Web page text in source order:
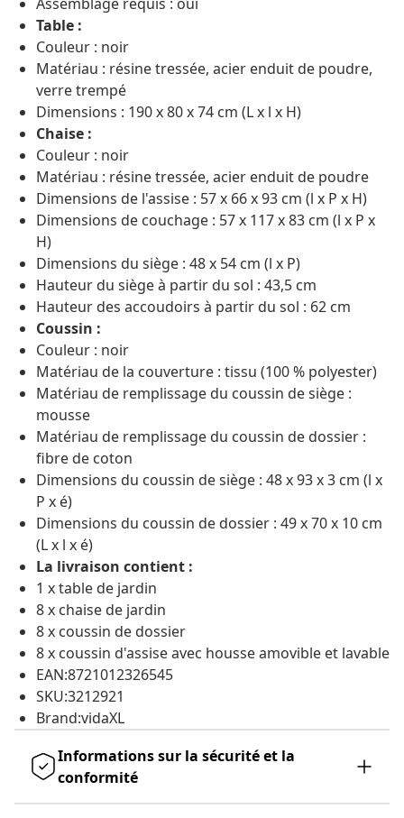
Table :
Couleur : noir
Matériau : résine tressée, acier enduit de poudre,
verre trempé
Dimensions : 190 x 80 x 74 cm (L x l x H)
Chaise :
Couleur : noir
Matériau : résine tressée, acier enduit de poudre
Dimensions de l'assise : 57 x 66 x 93 cm (l x P x H)
Dimensions de couchage : 57 x 117 x 83 cm (l x P x
H)
Dimensions du siège : 48 x 54 cm (l x P)
Hauteur du siège à partir du sol : 43,5 cm
Hauteur des accoudoirs à partir du sol : 62 cm
Coussin :
Couleur : noir
Matériau de la couverture : tissu (100 % polyester)
Matériau de remplissage du coussin de siège :
mousse
Matériau de remplissage du coussin de dossier :
fibre de coton
Dimensions du coussin de siège : 48 x 93 x 3 cm (l x
P x é)
Dimensions du coussin de dossier : 49 x 70 x 10 cm
(L x l x é)
La livraison contient :
1 x table de jardin
8 x chaise de jardin
8 x coussin de dossier
8 x coussin d'assise avec housse amovible et lavable
EAN:8721012326545
SKU:3212921
Brand:vidaXL
Informations sur la sécurité et la
conformité